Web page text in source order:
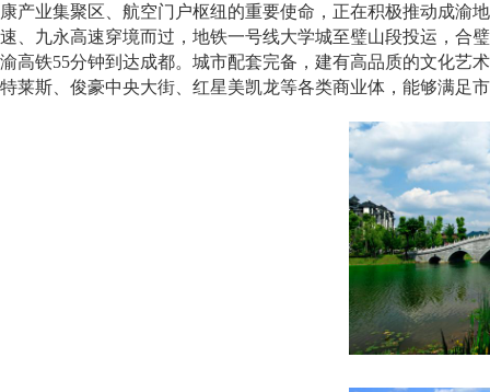
康产业集聚区、航空门户枢纽的重要使命，正在积极推动成渝
速、九永高速穿境而过，地铁一号线大学城至璧山段投运，合
渝高铁55分钟到达成都。城市配套完备，建有高品质的文化艺
特莱斯、俊豪中央大街、红星美凯龙等各类商业体，能够满足